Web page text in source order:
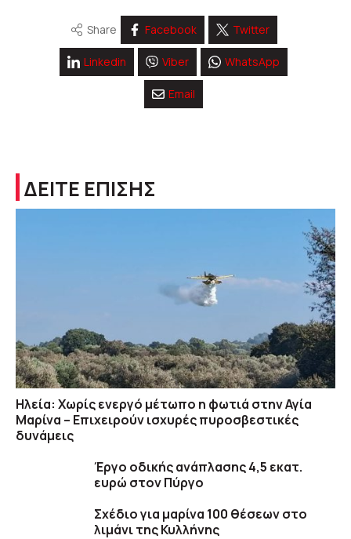
Share Facebook Twitter
Linkedin Viber WhatsApp
Email
ΔΕΙΤΕ ΕΠΙΣΗΣ
Ηλεία: Χωρίς ενεργό μέτωπο η φωτιά στην Αγία
Μαρίνα – Επιχειρούν ισχυρές πυροσβεστικές
δυνάμεις
Έργο οδικής ανάπλασης 4,5 εκατ.
ευρώ στον Πύργο
Σχέδιο για μαρίνα 100 θέσεων στο
λιμάνι της Κυλλήνης